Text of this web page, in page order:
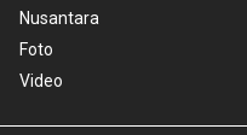
Nusantara
Foto
Video